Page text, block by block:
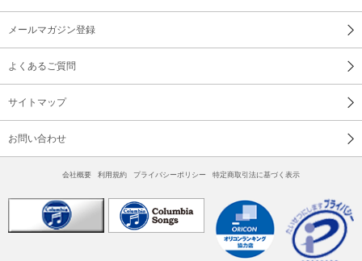
メールマガジン登録
よくあるご質問
サイトマップ
お問い合わせ
会社概要 利用規約 プライバシーポリシー 特定商取引法に基づく表示